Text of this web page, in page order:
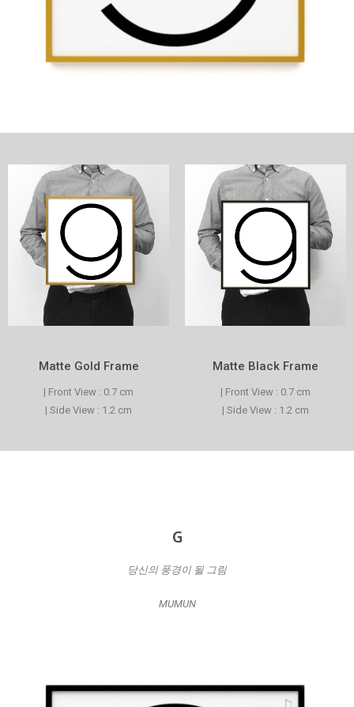
Matte Gold Frame
| Front View : 0.7 cm
| Side View : 1.2 cm
Matte Black Frame
| Front View : 0.7 cm
| Side View : 1.2 cm
G
당신의 풍경이 될 그림
MUMUN